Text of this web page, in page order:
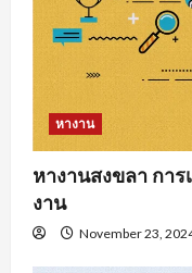
หางาน
หางานสงขลา กา
งาน
November 23,